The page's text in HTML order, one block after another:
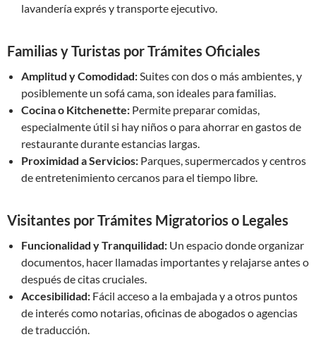
lavandería exprés y transporte ejecutivo.
Familias y Turistas por Trámites Oficiales
Amplitud y Comodidad:Suites con dos o más ambientes, y
posiblemente un sofá cama, son ideales para familias.
Cocina o Kitchenette: Permite preparar comidas,
especialmente útil si hay niños o para ahorrar en gastos de
restaurante durante estancias largas.
Proximidad a Servicios: Parques, supermercados y centros
de entretenimiento cercanos para el tiempo libre.
Visitantes por Trámites Migratorios o Legales
Funcionalidad y Tranquilidad: Un espacio donde organizar
documentos, hacer llamadas importantes y relajarse antes o
después de citas cruciales.
Accesibilidad: Fácil acceso a la embajada y a otros puntos
de interés como notarias, oficinas de abogados o agencias
de traducción.